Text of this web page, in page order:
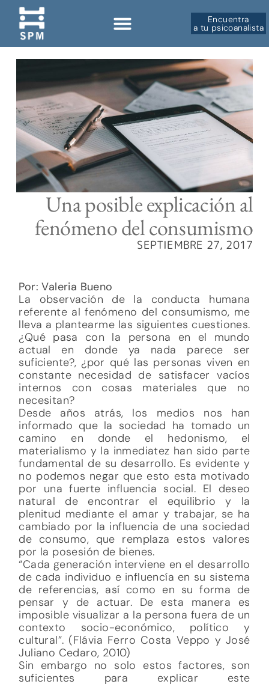
Encuentra
a tu psicoanalista
Una posible explicación al
fenómeno del consumismo
SEPTIEMBRE 27, 2017
Por: Valeria Bueno
La observación de la conducta humana
referente al fenómeno del consumismo, me
lleva a plantearme las siguientes cuestiones.
¿Qué pasa con la persona en el mundo
actual en donde ya nada parece ser
suficiente?, ¿por qué las personas viven en
constante necesidad de satisfacer vacíos
internos con cosas materiales que no
necesitan?
Desde años atrás, los medios nos han
informado que la sociedad ha tomado un
camino en donde el hedonismo, el
materialismo y la inmediatez han sido parte
fundamental de su desarrollo. Es evidente y
no podemos negar que esto esta motivado
por una fuerte influencia social. El deseo
natural de encontrar el equilibrio y la
plenitud mediante el amar y trabajar, se ha
cambiado por la influencia de una sociedad
de consumo, que remplaza estos valores
por la posesión de bienes.
“Cada generación interviene en el desarrollo
de cada individuo e influencía en su sistema
de referencias, así como en su forma de
pensar y de actuar. De esta manera es
imposible visualizar a la persona fuera de un
contexto socio-económico, político y
cultural”. (Flávia Ferro Costa Veppo y José
Juliano Cedaro, 2010)
Sin embargo no solo estos factores, son
suficientes para explicar este